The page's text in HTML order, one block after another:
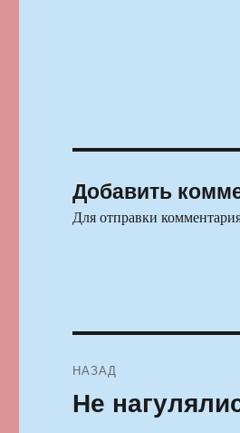
Добавить
Для отправки
по
НАЗАД
Предыдущая
Не